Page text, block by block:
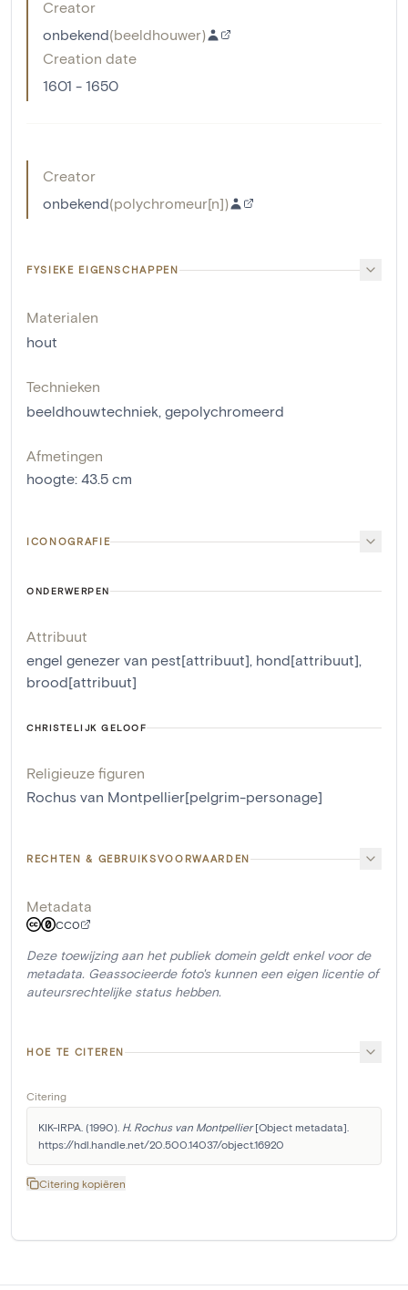
Creator
onbekend(beeldhouwer)
Creation date
1601 - 1650
Creator
onbekend(polychromeur[n])
FYSIEKE EIGENSCHAPPEN
Materialen
hout
Technieken
beeldhouwtechniek, gepolychromeerd
Afmetingen
hoogte: 43.5 cm
ICONOGRAFIE
ONDERWERPEN
Attribuut
engel genezer van pest[attribuut], hond[attribuut],
brood[attribuut]
CHRISTELIJK GELOOF
Religieuze figuren
Rochus van Montpellier[pelgrim-personage]
RECHTEN & GEBRUIKSVOORWAARDEN
Metadata
CC0
Deze toewijzing aan het publiek domein geldt enkel voor de
metadata. Geassocieerde foto's kunnen een eigen licentie of
auteursrechtelijke status hebben.
HOE TE CITEREN
Citering
KIK-IRPA. (1990). H. Rochus van Montpellier [Object metadata].
https://hdl.handle.net/20.500.14037/object.16920
Citering kopiëren